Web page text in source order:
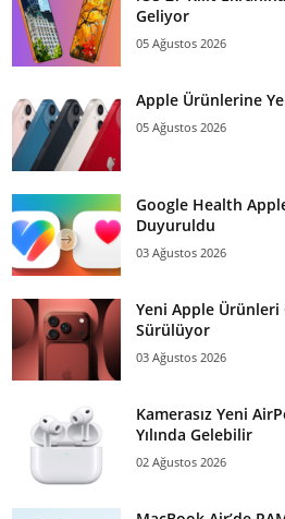
Geliyor
05 Ağustos 2026
Apple Ürünlerine
05 Ağustos 2026
Google Health
Duyuruldu
03 Ağustos 2026
Yeni Apple Ürünleri
Sürülüyor
03 Ağustos 2026
Kamerasız Yeni
Yılında Gelebilir
02 Ağustos 2026